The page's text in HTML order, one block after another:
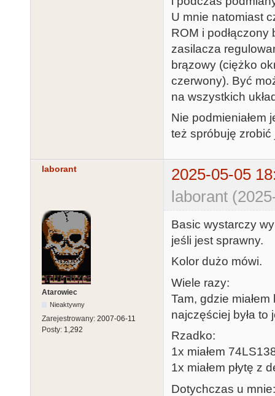
U mnie natomiast
ROM i podłączony
zasilacza
brązowy (ciężko
czerwony). Być
na wszystkich
Nie podmieniałem
też spróbuję
laborant
2025-05-05
laborant
Atarowiec
Nieaktywny
Zarejestrowany: 2007-06-11
Posty: 1,292
Basic wystarczy
jeśli jest sprawny.
Kolor dużo mówi.
Wiele razy:
Tam, gdzie
najczęściej była to
Rzadko:
1x miałem
1x miałem płytę z
Dotychczas u mnie: